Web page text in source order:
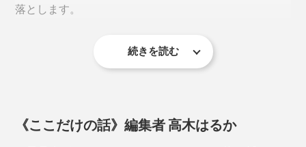
1. ホワイト×ブルー
ホワイトは、フランスの画家、ルノアールが描いた『都
に描かれた、渦巻く夜空から。
落とします。
続きを読む
《ここだけの話》編集者 高木はるか